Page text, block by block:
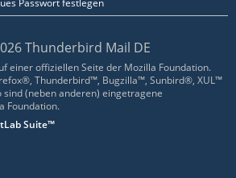
Passwort festlegen
Thunderbird Mail DE
einer offiziellen Seite der Mozilla Foundation.
Thunderbird™, Bugzilla™, Sunbird®, XUL™
sind (neben anderen) eingetragene
Foundation.
Suite™